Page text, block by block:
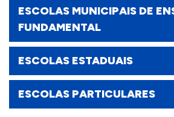
ESCOLAS MUNICIPAIS DE
FUNDAMENTAL
ESCOLAS ESTADUAIS
ESCOLAS PARTICULARES